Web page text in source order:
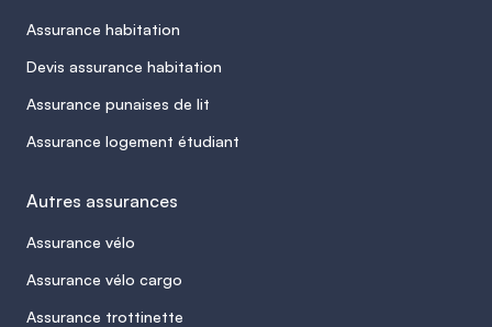
Assurance habitation
Devis assurance habitation
Assurance punaises de lit
Assurance logement étudiant
Autres assurances
Assurance vélo
Assurance vélo cargo
Assurance trottinette